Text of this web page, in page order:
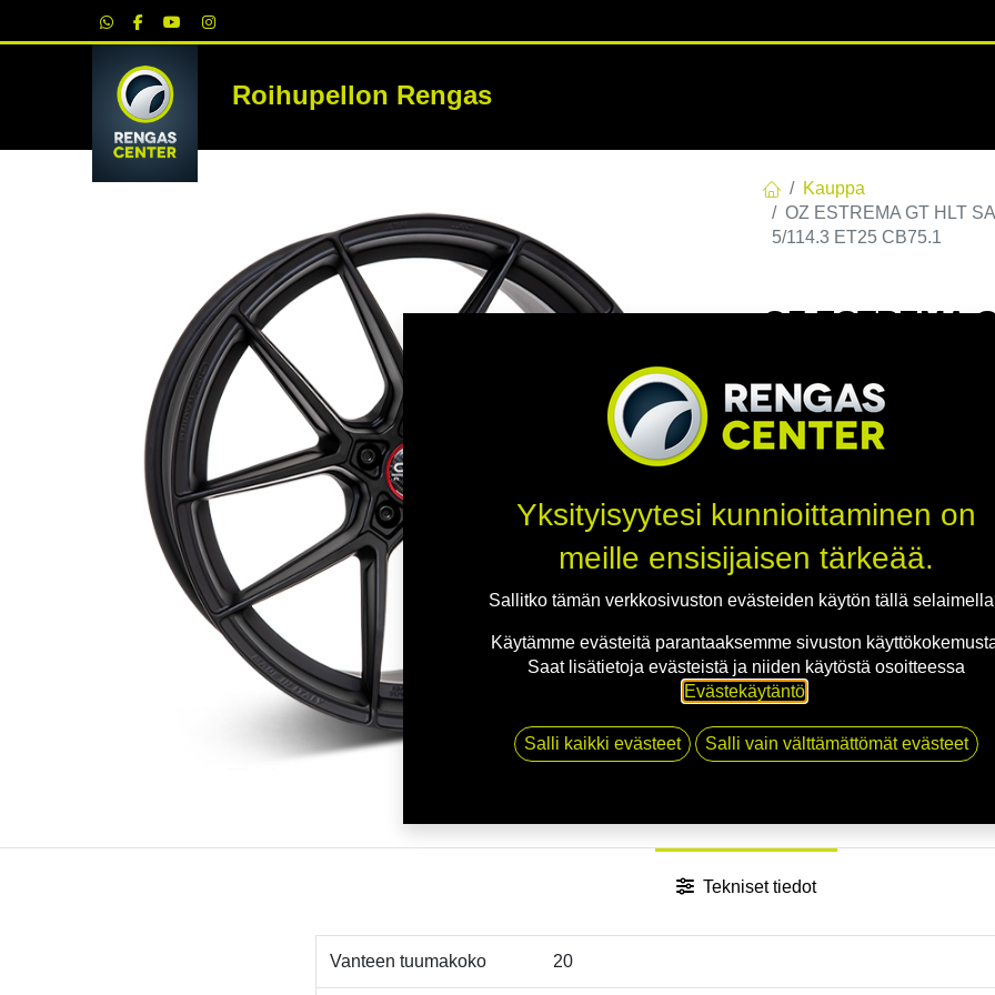
Roihupellon RengasRENKAAT
Kauppa
OZ ESTREMA GT HLT
5/114.3 ET25 CB75.1
OZ ESTREMA
ET25 CB75.1
EAN:8027529208962
Jaa
Toimitusehdot
Tekniset tiedot
Vanteen tuumakoko 20
Yksityisyytesi kunnioittaminen on
meille ensisijaisen tärkeää.
Sallitko tämän verkkosivuston evästeiden käytön tällä
Käytämme evästeitä parantaaksemme sivuston
Saat lisätietoja evästeistä ja niiden käytöstä osoitteessa
Evästekäytäntö.
Salli kaikki evästeet Salli vain välttämättömät evästeet